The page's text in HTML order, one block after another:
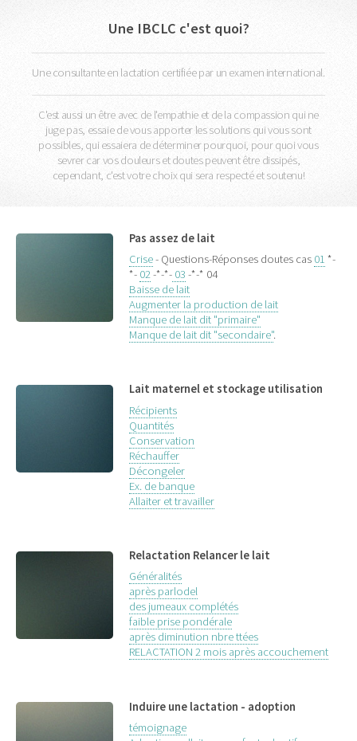
Une IBCLC c'est quoi?
Une consultante en lactation certifiée par un examen international.
C'est aussi un être avec de l'empathie et de la compassion qui ne
juge pas, essaie de vous apporter les solutions qui vous sont
possibles, qui essaiera de déterminer pourquoi, pour quoi vous
sevrer car vos douleurs et doutes peuvent être dissipés,
cependant, c'est votre choix qui sera respecté et soutenu!
Pas assez de lait
Crise- Questions-Réponses doutes cas 01 *-
*- 02-*-*- 03 -*-* 04
Baisse de lait
Augmenter la production de lait
Manque de lait dit "primaire"
Manque de lait dit "secondaire".
Lait maternel et stockage utilisation
Récipients
Quantités
Conservation
Réchauffer
Décongeler
Ex. de banque
Allaiter et travailler
Relactation Relancer le lait
Généralités
après parlodel
des jumeaux complétés
faible prise pondérale
après diminution nbre ttées
RELACTATION 2 mois après accouchement
Induire une lactation - adoption
témoignage